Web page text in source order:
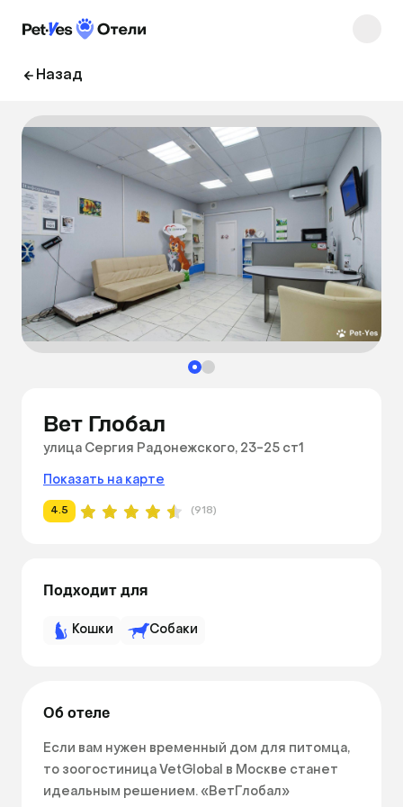
Назад
Вет Глобал
улица Сергия Радонежского, 23-25 ст1
Показать на карте
4.5 (918)
Подходит для
Кошки Собаки
Об отеле
Если вам нужен временный дом для питомца,
то зоогостиница VetGlobal в Москве станет
идеальным решением. «ВетГлобал»